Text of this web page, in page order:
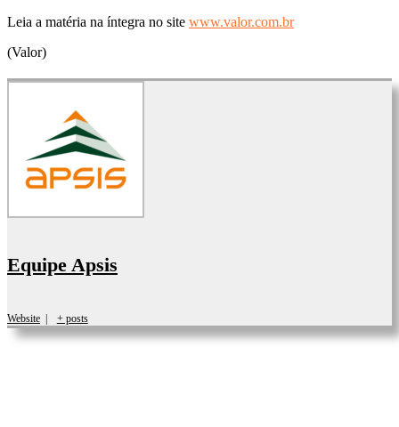
Leia a matéria na íntegra no site www.valor.com.br
(Valor)
Equipe Apsis
Website + posts